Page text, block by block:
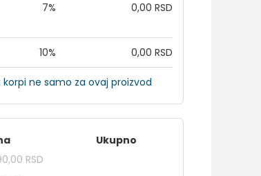
7% 0,00 RSD
10% 0,00 RSD
ne samo za ovaj proizvod
Ukupno
RSD